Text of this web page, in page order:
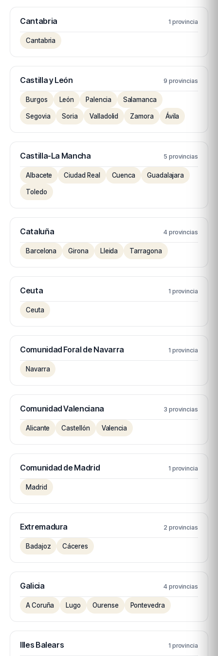
Cantabria 1 provincia
Cantabria
Castilla y León 9 provincias
Burgos León Palencia Salamanca
Segovia Soria Valladolid Zamora Ávila
Castilla-La Mancha 5 provincias
Albacete Ciudad Real Cuenca Guadalajara
Toledo
Cataluña 4 provincias
Barcelona Girona Lleida Tarragona
Ceuta 1 provincia
Ceuta
Comunidad Foral de Navarra 1 provincia
Navarra
Comunidad Valenciana 3 provincias
Alicante Castellón Valencia
Comunidad de Madrid 1 provincia
Madrid
Extremadura 2 provincias
Badajoz Cáceres
Galicia 4 provincias
A Coruña Lugo Ourense Pontevedra
Illes Balears 1 provincia